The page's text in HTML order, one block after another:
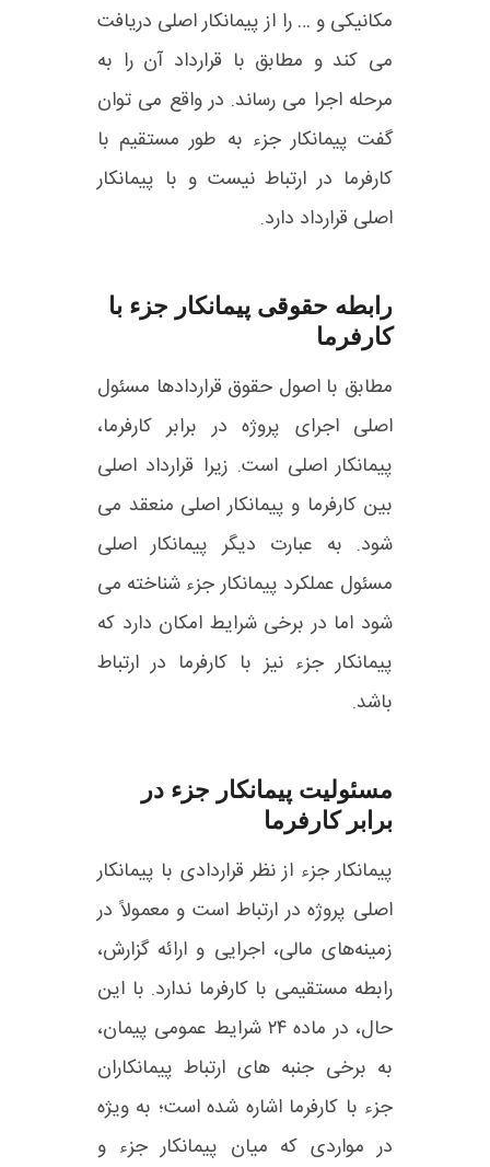
مکانیکی و … را از پیمانکار اصلی دریافت
می کند و مطابق با قرارداد آن را به
مرحله اجرا می رساند. در واقع می توان
گفت پیمانکار جزء به طور مستقیم با
کارفرما در ارتباط نیست و با پیمانکار
اصلی قرارداد دارد.
رابطه حقوقی پیمانکار جزء با
کارفرما
مطابق با اصول حقوق قراردادها مسئول
اصلی اجرای پروژه در برابر کارفرما،
پیمانکار اصلی است. زیرا قرارداد اصلی
بین کارفرما و پیمانکار اصلی منعقد می
شود. به عبارت دیگر پیمانکار اصلی
مسئول عملکرد پیمانکار جزء شناخته می
شود اما در برخی شرایط امکان دارد که
پیمانکار جزء نیز با کارفرما در ارتباط
باشد.
مسئولیت پیمانکار جزء در
برابر کارفرما
پیمانکار جزء از نظر قراردادی با پیمانکار
اصلی پروژه در ارتباط است و معمولاً در
زمینه‌های مالی، اجرایی و ارائه گزارش،
رابطه مستقیمی با کارفرما ندارد. با این
حال، در ماده ۲۴ شرایط عمومی پیمان،
به برخی جنبه‌ های ارتباط پیمانکاران
جزء با کارفرما اشاره شده است؛ به‌ ویژه
در مواردی که میان پیمانکار جزء و